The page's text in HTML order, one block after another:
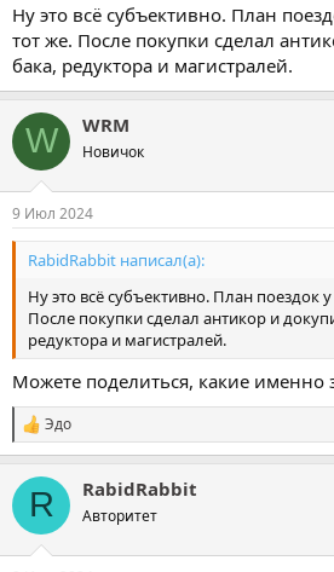
Ну это всё субъективно. План
тот же. После покупки сделал
бака, редуктора и магистралей.
W WRM
Новичок
9 Июл 2024
RabidRabbit написал(а):
Ну это всё субъективно. План поездок
После покупки сделал антикор и
редуктора и магистралей.
Можете поделиться, какие именно
С
и
п
т
Эдо
R RabidRabbit
Авторитет